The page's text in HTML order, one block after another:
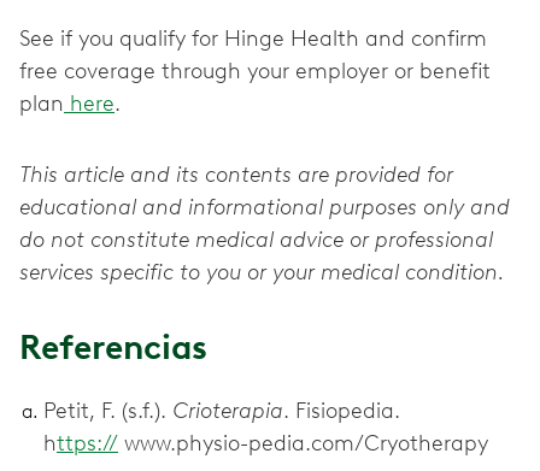
See if you qualify for Hinge Health and confirm
free coverage through your employer or benefit
plan here.
This article and its contents are provided for
educational and informational purposes only and
do not constitute medical advice or professional
services specific to you or your medical condition.
Referencias
Petit, F. (s.f.). Crioterapia. Fisiopedia.
https:// www.physio-pedia.com/Cryotherapy